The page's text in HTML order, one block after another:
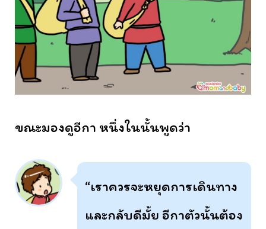
ขณะมองดูอีกา หนึ่งในนั้นพูดว่า
“เราควรจะหยุดการเดินทาง
และกลับดีมั้ย อีกาตัวนั้นต้อง